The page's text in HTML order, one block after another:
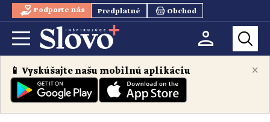
Podporte nás Predplatné Obchod
×
📱 Vyskúšajte našu mobilnú aplikáciu